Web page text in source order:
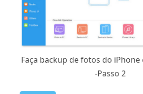
Faça backup de fotos do iPhone
-Passo 2